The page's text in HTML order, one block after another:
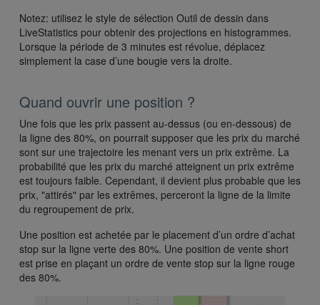
Notez: utilisez le style de sélection Outil de dessin dans
LiveStatistics pour obtenir des projections en histogrammes.
Lorsque la période de 3 minutes est révolue, déplacez
simplement la case d’une bougie vers la droite.
Quand ouvrir une position ?
Une fois que les prix passent au-dessus (ou en-dessous) de
la ligne des 80%, on pourrait supposer que les prix du marché
sont sur une trajectoire les menant vers un prix extrême. La
probabilité que les prix du marché atteignent un prix extrême
est toujours faible. Cependant, il devient plus probable que les
prix, "attirés" par les extrêmes, perceront la ligne de la limite
du regroupement de prix.
Une position est achetée par le placement d’un ordre d’achat
stop sur la ligne verte des 80%. Une position de vente short
est prise en plaçant un ordre de vente stop sur la ligne rouge
des 80%.